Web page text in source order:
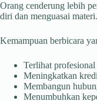
Orang cenderung lebih
diri dan menguasai materi.
Kemampuan berbicara
Terlihat profesional
Meningkatkan
Membangun
Menumbuhkan